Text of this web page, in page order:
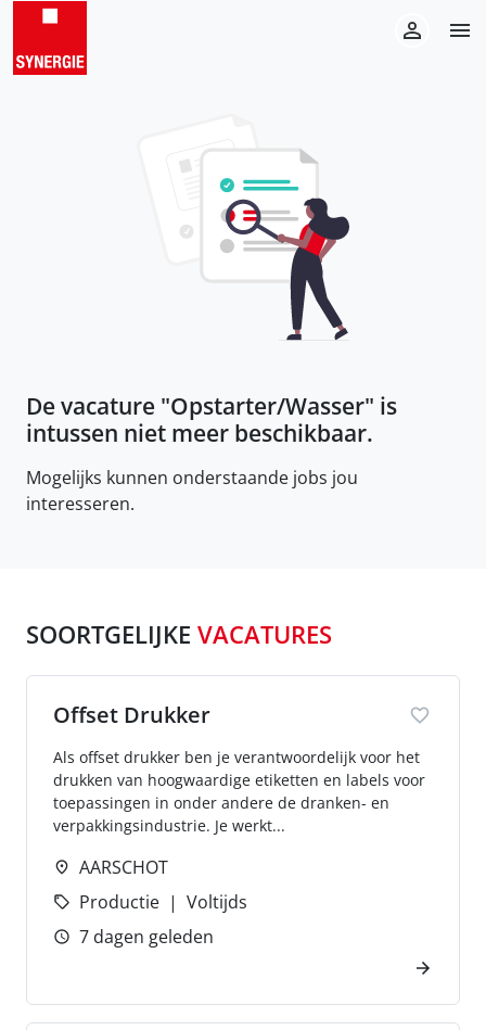
De vacature "Opstarter/Wasser" is
intussen niet meer beschikbaar.
Mogelijks kunnen onderstaande jobs jou
interesseren.
SOORTGELIJKE VACATURES
Offset Drukker
Als offset drukker ben je verantwoordelijk voor het
drukken van hoogwaardige etiketten en labels voor
toepassingen in onder andere de dranken- en
verpakkingsindustrie. Je werkt...
AARSCHOT
Productie
Voltijds
7 dagen geleden